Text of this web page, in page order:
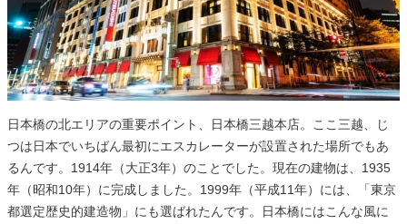
日本橋の北エリアの重要ポイント、日本橋三越本店。ここ三越、じ
つは日本でいちばん最初にエスカレーターが設置された場所でもあ
るんです。1914年（大正3年）のことでした。現在の建物は、1935
年（昭和10年）に完成しました。1999年（平成11年）には、「東京
都選定歴史的建造物」にも選ばれたんです。日本橋にはこんな風に